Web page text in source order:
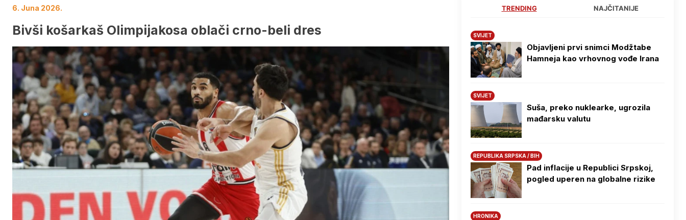
6. Juna 2026.
Bivši košarkaš Olimpijakosa oblači crno-beli dres
TRENDING NAJČITANIJE
SVIJET
Objavljeni prvi snimci Modžtabe
Hamneja kao vrhovnog vođe Irana
SVIJET
Suša, preko nuklearke, ugrozila
mađarsku valutu
REPUBLIKA SRPSKA / BIH
Pad inflacije u Republici Srpskoj,
pogled uperen na globalne rizike
HRONIKA